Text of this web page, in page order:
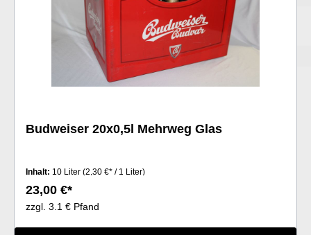
Budweiser 20x0,5l Mehrweg Glas
Inhalt: 10 Liter (2,30 €* / 1 Liter)
23,00 €*
zzgl. 3.1 € Pfand